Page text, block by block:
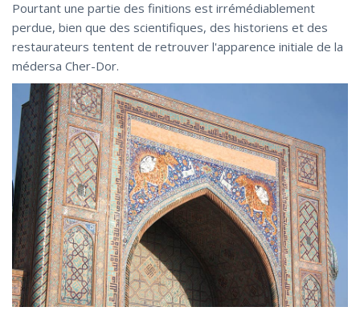
Pourtant une partie des finitions est irrémédiablement
perdue, bien que des scientifiques, des historiens et des
restaurateurs tentent de retrouver l'apparence initiale de la
médersa Cher-Dor.